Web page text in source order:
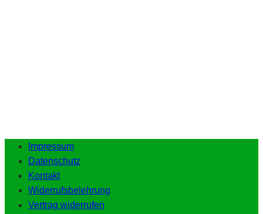
Impressum
Datenschutz
Kontakt
Widerrufsbelehrung
Vertrag widerrufen